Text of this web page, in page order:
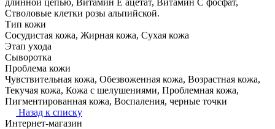
Стволовые клетки розы альпийской.
Тип кожи
Сосудистая кожа, Жирная кожа, Сухая кожа
Этап ухода
Сыворотка
Проблема кожи
Чувствительная кожа, Обезвоженная кожа, Возрастная кожа,
Текучая кожа, Кожа с шелушениями, Проблемная кожа,
Пигментированная кожа, Воспаления, черные точки
Назад к списку
Интернет-магазин